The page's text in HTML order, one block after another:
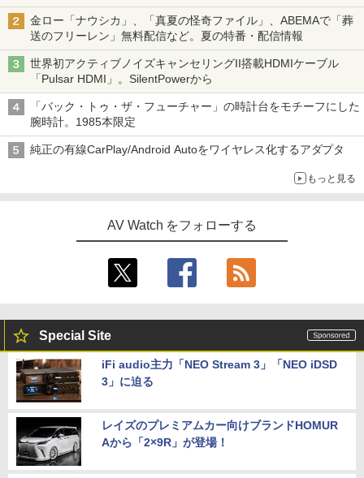
金ロー「ナウシカ」、「真夏の怪奇ファイル」、ABEMAで「葬
送のフリーレン」無料配信など。夏の特番・配信情報
世界初アクティブノイズキャンセリングII搭載HDMIケーブル
「Pulsar HDMI」。SilentPowerから
「バック・トゥ・ザ・フューチャー」の時計台をモチーフにした
腕時計。1985本限定
純正の有線CarPlay/Android Autoをワイヤレス化するアダプタ
もっと見る
AV Watch をフォローする
Special Site
iFi audio主力「NEO Stream 3」「NEO iDSD
3」に迫る
レイズのプレミアムカー向けブランドHOMUR
Aから「2×9R」が登場！